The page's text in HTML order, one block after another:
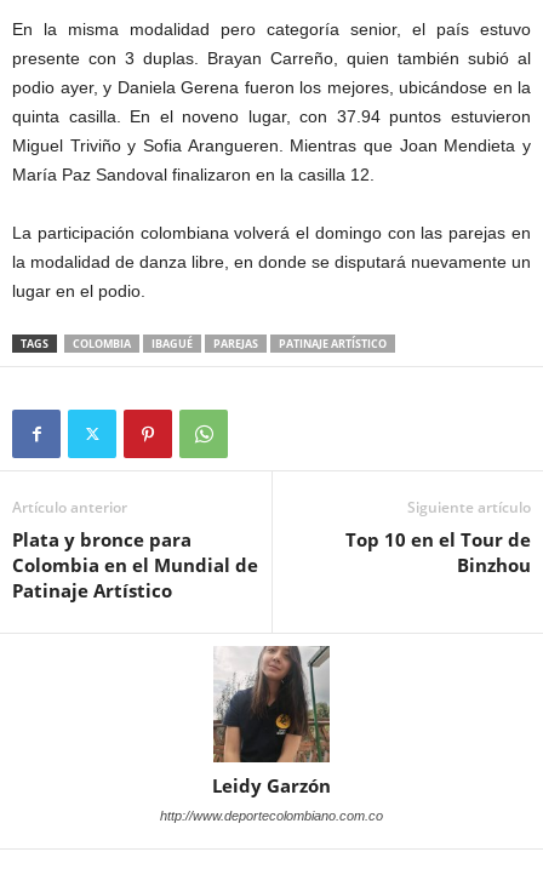
En la misma modalidad pero categoría senior, el país estuvo
presente con 3 duplas. Brayan Carreño, quien también subió al
podio ayer, y Daniela Gerena fueron los mejores, ubicándose en la
quinta casilla. En el noveno lugar, con 37.94 puntos estuvieron
Miguel Triviño y Sofia Arangueren. Mientras que Joan Mendieta y
María Paz Sandoval finalizaron en la casilla 12.
La participación colombiana volverá el domingo con las parejas en
la modalidad de danza libre, en donde se disputará nuevamente un
lugar en el podio.
TAGS COLOMBIA IBAGUÉ PAREJAS PATINAJE ARTÍSTICO
Artículo anterior
Plata y bronce para
Colombia en el Mundial de
Patinaje Artístico
Siguiente artículo
Top 10 en el Tour de
Binzhou
Leidy Garzón
http://www.deportecolombiano.com.co